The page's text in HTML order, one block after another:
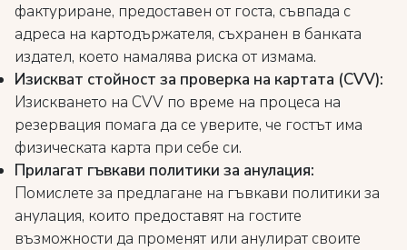
фактуриране, предоставен от госта, съвпада с
адреса на картодържателя, съхранен в банката
издател, което намалява риска от измама.
Изискват стойност за проверка на картата (CVV):
Изискването на CVV по време на процеса на
резервация помага да се уверите, че гостът има
физическата карта при себе си.
Прилагат гъвкави политики за анулация:
Помислете за предлагане на гъвкави политики за
анулация, които предоставят на гостите
възможности да променят или анулират своите